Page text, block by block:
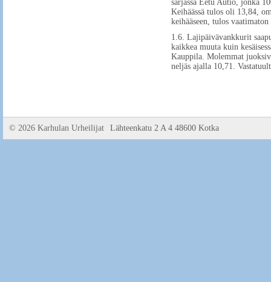
sarjassa Eetu Autio, jonka
Keihäässä tulos oli 13,84,
keihääseen, tulos
1.6. Lajipäivävankkurit
kaikkea muuta kuin
Kauppila. Molemmat
neljäs ajalla 10,71.
© 2026 Karhulan Urheilijat Lähteenkatu 2 A 4 48600 Kotka